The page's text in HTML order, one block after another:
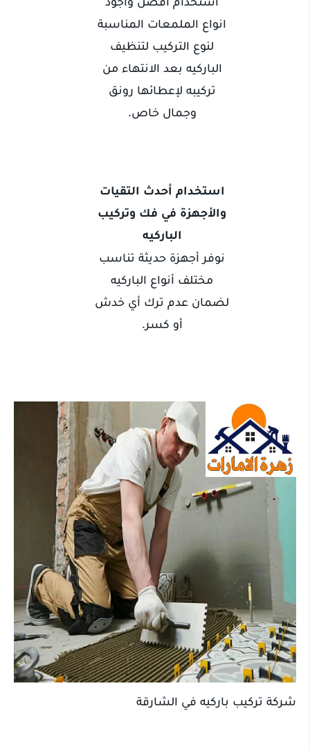
انواع الملمعات المناسبة
لنوع التركيب لتنظيف
الباركيه بعد الانتهاء من
تركيبه لإعطائها رونق
وجمال خاص.
استخدام أحدث التقيات
والأجهزة في فك وتركيب
الباركيه
نوفر أجهزة حديثة تناسب
مختلف أنواع الباركيه
لضمان عدم ترك أي خدش
أو كسر.
شركة تركيب باركيه في الشارقة